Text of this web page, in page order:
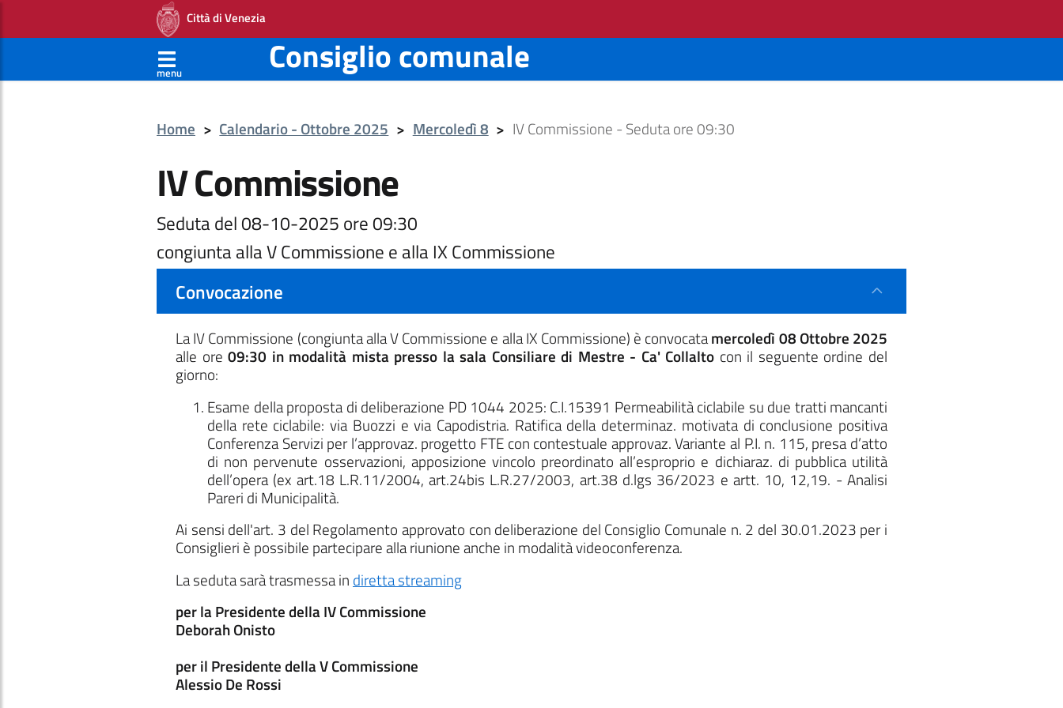
Città di Venezia
menu Consiglio comunale
Home > Calendario - Ottobre 2025 > Mercoledì 8 > IV Commissione - Seduta ore 09:30
IV Commissione
Seduta del 08-10-2025 ore 09:30
congiunta alla V Commissione e alla IX Commissione
Convocazione
La IV Commissione (congiunta alla V Commissione e alla IX Commissione) è convocatamercoledì 08 Ottobre 2025
alle ore09:30 in modalità mista presso la sala Consiliare di Mestre - Ca' Collalto con il seguente ordine del
giorno:
Esame della proposta di deliberazione PD 1044 2025: C.I.15391 Permeabilità ciclabile su due tratti mancanti
della rete ciclabile: via Buozzi e via Capodistria. Ratifica della determinaz. motivata di conclusione positiva
Conferenza Servizi per l’approvaz. progetto FTE con contestuale approvaz. Variante al P.I. n. 115, presa d’atto
di non pervenute osservazioni, apposizione vincolo preordinato all’esproprio e dichiaraz. di pubblica utilità
dell’opera (ex art.18 L.R.11/2004, art.24bis L.R.27/2003, art.38 d.lgs 36/2023 e artt. 10, 12,19. - Analisi
Pareri di Municipalità.
Ai sensi dell'art. 3 del Regolamento approvato con deliberazione del Consiglio Comunale n. 2 del 30.01.2023 per i
Consiglieri è possibile partecipare alla riunione anche in modalità videoconferenza.
La seduta sarà trasmessa in diretta streaming
per la Presidente della IV Commissione
Deborah Onisto
per il Presidente della V Commissione
Alessio De Rossi